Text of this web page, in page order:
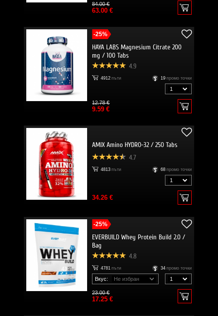
84.00 €
63.00 €
-25%
HAYA LABS Magnesium Citrate 200
mg / 100 Tabs
4.9
4912 пъти 19 промо точки
12.78 €
9.59 €
AMIX Amino HYDRO-32 / 250 Tabs
4.7
4813 пъти 68 промо точки
34.26 €
-25%
EVERBUILD Whey Protein Build 2.0 /
Bag
4.8
4781 пъти 34 промо точки
Вкус:
23.00 €
17.25 €